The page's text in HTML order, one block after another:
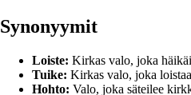
Synonyymit
Loiste: Kirkas valo, joka
Tuike: Kirkas valo, joka
Hohto: Valo, joka säteilee